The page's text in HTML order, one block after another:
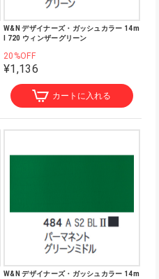
W&N デザイナーズ・ガッシュカラー 14m
l 720 ウィンザーグリーン
20%OFF
¥1,136
カートに入れる
W&N デザイナーズ・ガッシュカラー 14m